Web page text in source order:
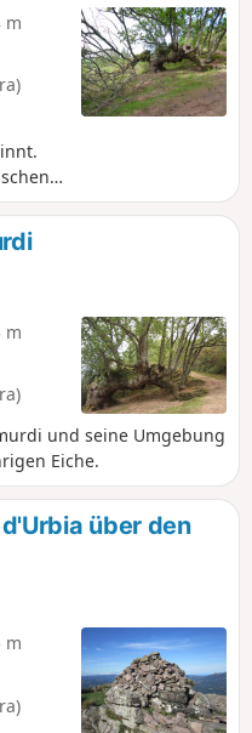
m
m
und seine Umgebung
Eiche.
über den
m